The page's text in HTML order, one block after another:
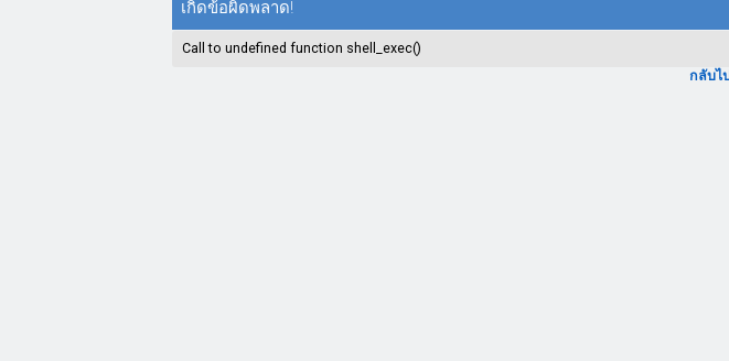
เกิดข้อผิดพลาด!
Call to undefined function shell_exec()
กลับไ